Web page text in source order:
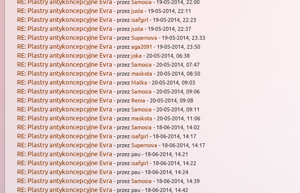
RE: Plastry antykoncepcyjne Evra - przezjusta - 19-05-2014, 22:11
RE: Plastry antykoncepcyjne Evra - przezisafgirl - 19-05-2014, 22:23
RE: Plastry antykoncepcyjne Evra - przezjusta - 19-05-2014, 22:37
RE: Plastry antykoncepcyjne Evra - przezSupernova - 19-05-2014, 23:33
RE: Plastry antykoncepcyjne Evra - przezaga2091 - 19-05-2014, 23:50
RE: Plastry antykoncepcyjne Evra - przezjoka - 20-05-2014, 06:38
RE: Plastry antykoncepcyjne Evra - przezSamosia - 20-05-2014, 07:47
RE: Plastry antykoncepcyjne Evra - przezmaskota - 20-05-2014, 08:50
RE: Plastry antykoncepcyjne Evra - przezMatka - 20-05-2014, 09:03
RE: Plastry antykoncepcyjne Evra - przezSamosia - 20-05-2014, 09:06
RE: Plastry antykoncepcyjne Evra - przez Renia - 20-05-2014, 09:08
RE: Plastry antykoncepcyjne Evra - przezSamosia - 20-05-2014, 09:11
RE: Plastry antykoncepcyjne Evra - przezmaskota - 20-05-2014, 11:06
RE: Plastry antykoncepcyjne Evra - przezSamosia - 18-06-2014, 14:02
RE: Plastry antykoncepcyjne Evra - przezisafgirl - 18-06-2014, 14:17
RE: Plastry antykoncepcyjne Evra - przezSupernova - 18-06-2014, 14:17
RE: Plastry antykoncepcyjne Evra - przez pau - 18-06-2014, 14:21
RE: Plastry antykoncepcyjne Evra - przezisafgirl - 18-06-2014, 14:22
RE: Plastry antykoncepcyjne Evra - przez pau - 18-06-2014, 14:24
RE: Plastry antykoncepcyjne Evra - przezSamosia - 18-06-2014, 14:39
RE: Plastry antykoncepcyjne Evra - przez pau - 18-06-2014, 14:42